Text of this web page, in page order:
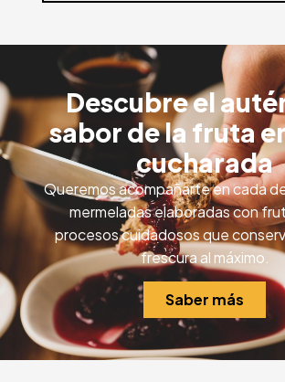
Descubre el
sabor de la fruta
cucharada
Queremos acompañarte en cada
mermeladas elaboradas con
procesos cuidadosos que
frescura al máximo.
Saber más